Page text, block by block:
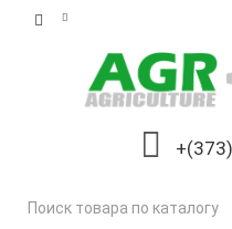
+(373)